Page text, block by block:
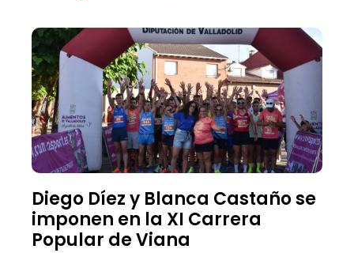
Diego Díez y Blanca Castaño se
imponen en la XI Carrera
Popular de Viana